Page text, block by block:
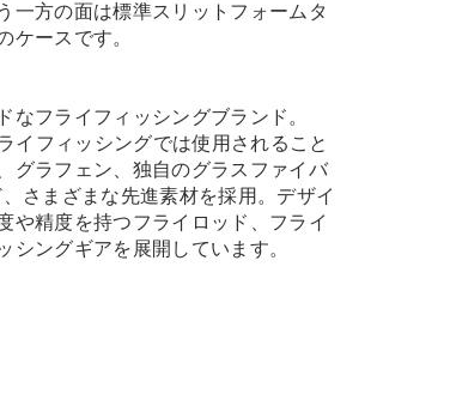
一方の面は標準スリットフォームタ
ケースです。
なフライフィッシングブランド。
イフィッシングでは使用されること
グラフェン、独自のグラスファイバ
さまざまな先進素材を採用。デザイ
や精度を持つフライロッド、フライ
シングギアを展開しています。